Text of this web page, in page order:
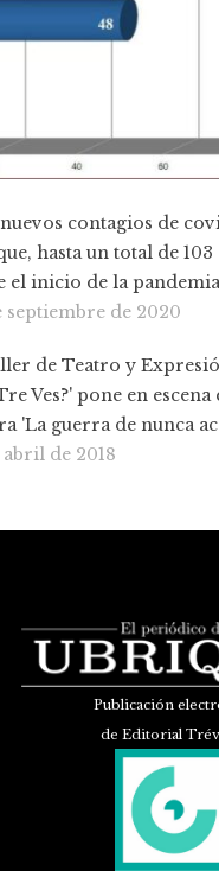
contagios de
hasta un total de 103
el inicio de la
septiembre de 2020
de Teatro y
Ves?' pone en
'La guerra de nunca
abril de 2018
Publicación
de Editorial